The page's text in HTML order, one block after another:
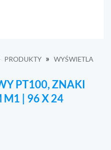
PRODUKTY » WYŚWIETLA
PT100, ZNAKI
M1 | 96 X 24